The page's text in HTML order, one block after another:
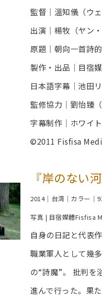
監督｜溫知儀（ウ
出演｜楊牧（ヤン・
原題｜朝向一首詩
製作・出品｜目宿
日本語字幕｜池田
監修協力｜劉怡臻
字幕制作｜ホワイ
©2011 Fisfisa
『岸のない河
2014｜台湾｜カラー｜
写真 | 目宿媒體Fisfisa
自身の日記と代表
職業軍人として幾
の“詩魔”。 批判を
進んで行った。果